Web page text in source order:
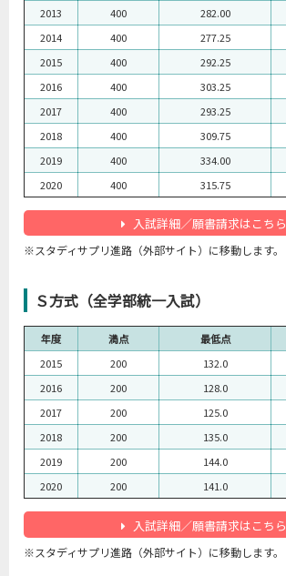
2013
400 282.00
2014
400 277.25
2015
400 292.25
2016
400 303.25
2017
400 293.25
2018
400 309.75
2019
400 334.00
2020
400 315.75
入試詳細／願書請求はこちら
※スタディサプリ進路（外部サイト）に移動します。
Ｓ方式（全学部統一入試）
年度 満点 最低点
2015
200 132.0
2016
200 128.0
2017
200 125.0
2018
200 135.0
2019
200 144.0
2020
200 141.0
入試詳細／願書請求はこちら
※スタディサプリ進路（外部サイト）に移動します。